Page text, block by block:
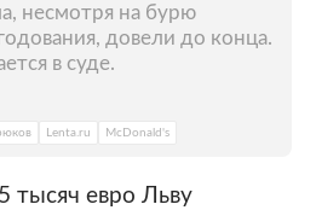
несмотря на бурю
довели до конца.
в cуде.
Lenta.ru McDonald's
тысяч евро Льву